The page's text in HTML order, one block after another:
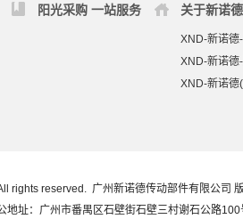
阳光采购 一站服务 关于新诺德
XND-新诺德
XND-新诺德
XND-新诺德
rights reserved. 广州新诺德传动部件有限公司
地址：广州市番禺区石壁街石壁三村谢石公路100